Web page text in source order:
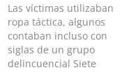
Las víctimas utilizaban
ropa táctica, algunos
contaban incluso con
siglas de un grupo
delincuencial Siete